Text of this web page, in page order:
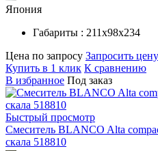
Япония
Габариты : 211х98х234
Цена по запросу Запросить цену
Купить в 1 клик К сравнению
В избранное Под заказ
Быстрый просмотр
Смеситель BLANCO Alta
скала 518810